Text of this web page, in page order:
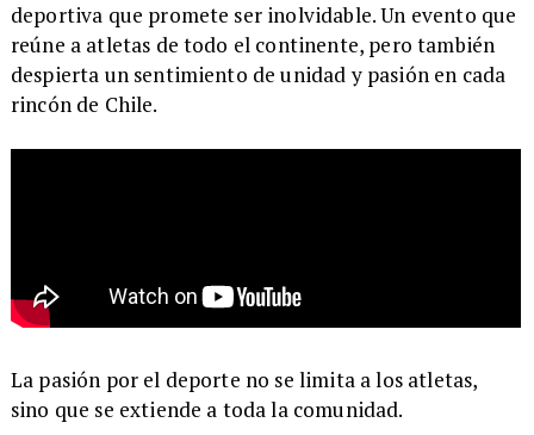
deportiva que promete ser inolvidable. Un evento que
reúne a atletas de todo el continente, pero también
despierta un sentimiento de unidad y pasión en cada
rincón de Chile.
La pasión por el deporte no se limita a los atletas,
sino que se extiende a toda la comunidad.